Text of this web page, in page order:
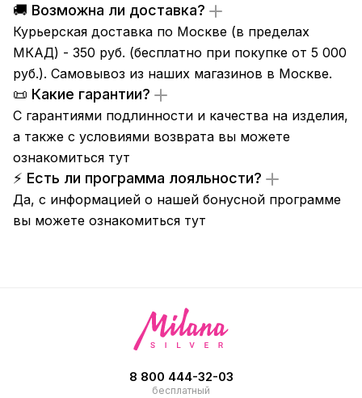
🚚 Возможна ли доставка?
Курьерская доставка по Москве (в пределах
МКАД) - 350 руб. (бесплатно при покупке от 5 000
руб.). Самовывоз из наших магазинов в Москве.
📜 Какие гарантии?
С гарантиями подлинности и качества на изделия,
а также с условиями возврата вы можете
ознакомиться тут
⚡ Есть ли программа лояльности?
Да, с информацией о нашей бонусной программе
вы можете ознакомиться тут
8 800 444-32-03
бесплатный